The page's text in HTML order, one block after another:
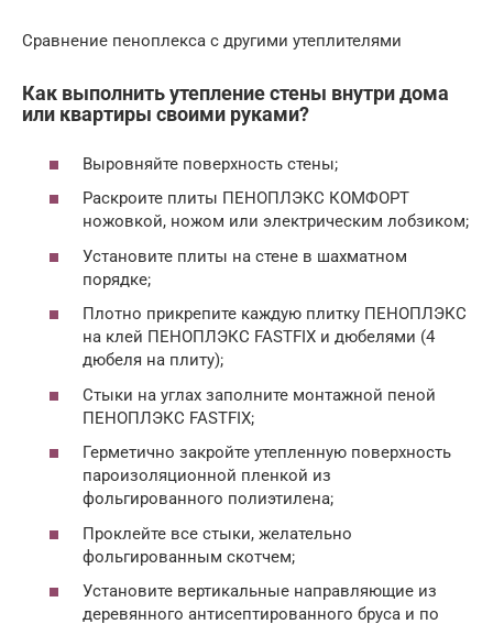
Сравнение пеноплекса с другими утеплителями
Как выполнить утепление стены внутри дома
или квартиры своими руками?
Выровняйте поверхность стены;
Раскроите плиты ПЕНОПЛЭКС КОМФОРТ
ножовкой, ножом или электрическим лобзиком;
Установите плиты на стене в шахматном
порядке;
Плотно прикрепите каждую плитку ПЕНОПЛЭКС
на клей ПЕНОПЛЭКС FASTFIX и дюбелями (4
дюбеля на плиту);
Стыки на углах заполните монтажной пеной
ПЕНОПЛЭКС FASTFIX;
Герметично закройте утепленную поверхность
пароизоляционной пленкой из
фольгированного полиэтилена;
Проклейте все стыки, желательно
фольгированным скотчем;
Установите вертикальные направляющие из
деревянного антисептированного бруса и по